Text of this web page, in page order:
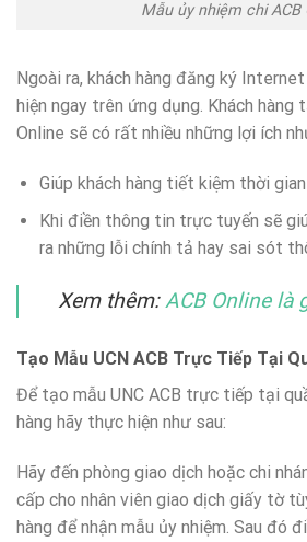
Mẫu ủy nhiệm chi ACB
Ngoài ra, khách hàng đăng ký
hiện ngay trên ứng dụng. Khách hàng
Online sẽ có rất nhiều những lợi ích
Giúp khách hàng tiết kiệm thời
Khi điền thông tin trực tuyến sẽ
ra những lỗi chính tả hay sai sót
Xem thêm:ACB Online là
Tạo Mẫu UCN ACB Trực Tiếp Tại
Để tạo mẫu UNC ACB trực tiếp tại
hàng hãy thực hiện như sau:
Hãy đến phòng giao dịch hoặc chi
cấp cho nhân viên giao dịch giấy tờ
hàng để nhận mẫu ủy nhiệm. Sau đó